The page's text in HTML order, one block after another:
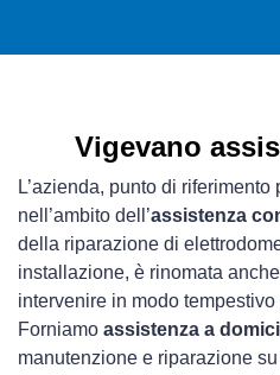
Vigevano
L’azienda, punto di
nell’ambito dell’assistenza
della riparazione di
installazione, è rinomata
intervenire in modo tempestivo
Forniamo assistenza a
manutenzione e riparazione